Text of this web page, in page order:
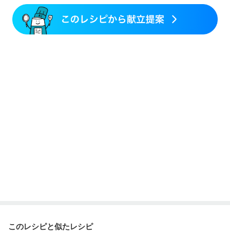
妊婦健診・血圧が気になる（初期）
妊婦健診・血糖値が気になる（初期）
妊娠高血圧(中期)
妊娠糖尿病(初期)
このレシピと似たレシピ